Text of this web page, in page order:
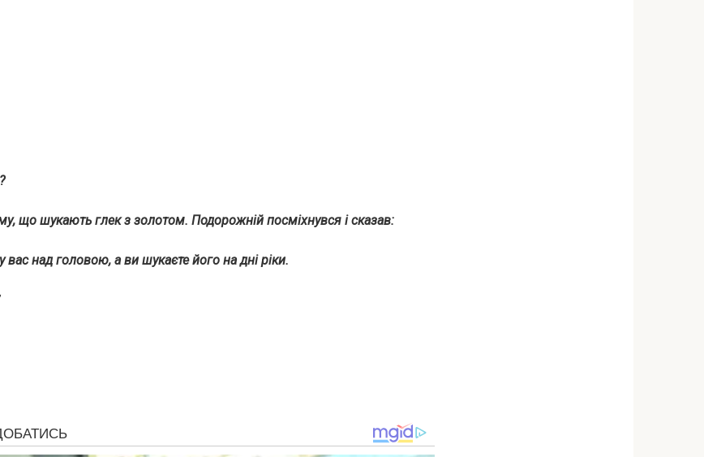
що шукають глек з золотом. Подорожній посміхнувся і сказав:
вас над головою, а ви шукаєте його на дні ріки.